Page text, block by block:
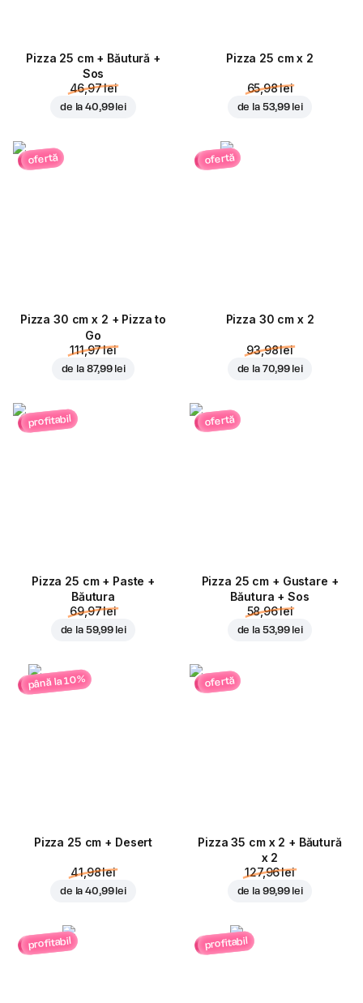
Pizza 25 cm + Băutură +
Sos
46,97 lei
de la40,99 lei
Pizza 25 cm x 2
65,98 lei
de la 53,99 lei
ofertă
Pizza 30 cm x 2 + Pizza to
Go
111,97 lei
de la 87,99 lei
ofertă
Pizza 30 cm x 2
93,98 lei
de la 70,99 lei
profitabil
Pizza 25 cm + Paste +
Băutura
69,97 lei
de la 59,99 lei
ofertă
Pizza 25 cm + Gustare +
Băutura + Sos
58,96 lei
de la 53,99 lei
până la 10%
Pizza 25 cm + Desert
41,98 lei
de la40,99 lei
ofertă
Pizza 35 cm x 2 + Băutură
x 2
127,96 lei
de la 99,99 lei
profitabil profitabil